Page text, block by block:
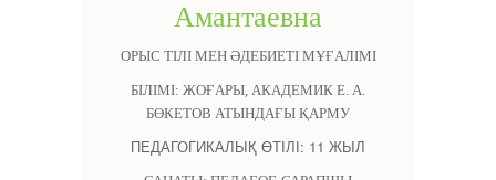
Амантаевна
ОРЫС ТІЛІ МЕН ӘДЕБИЕТІ МҰҒАЛІМІ
БІЛІМІ: ЖОҒАРЫ, АКАДЕМИК Е. А.
БӨКЕТОВ АТЫНДАҒЫ ҚАРМУ
ПЕДАГОГИКАЛЫҚ ӨТІЛІ: 11 ЖЫЛ